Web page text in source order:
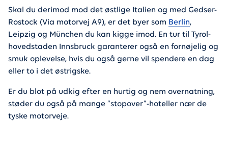
Skal du derimod mod det østlige Italien og med Gedser-
Rostock (Via motorvej A9), er det byer som Berlin,
Leipzig og München du kan kigge imod. En tur til Tyrol-
hovedstaden Innsbruck garanterer også en fornøjelig og
smuk oplevelse, hvis du også gerne vil spendere en dag
eller to i det østrigske.
Er du blot på udkig efter en hurtig og nem overnatning,
støder du også på mange ”stopover”-hoteller nær de
tyske motorveje.